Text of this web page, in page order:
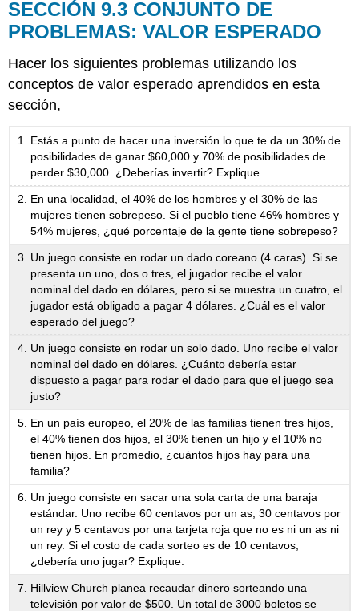
SECCIÓN 9.3 CONJUNTO DE
PROBLEMAS: VALOR ESPERADO
Hacer los siguientes problemas utilizando los
conceptos de valor esperado aprendidos en esta
sección,
Estás a punto de hacer una inversión lo que te da un 30% de
posibilidades de ganar $60,000 y 70% de posibilidades de
perder $30,000. ¿Deberías invertir? Explique.
En una localidad, el 40% de los hombres y el 30% de las
mujeres tienen sobrepeso. Si el pueblo tiene 46% hombres y
54% mujeres, ¿qué porcentaje de la gente tiene sobrepeso?
Un juego consiste en rodar un dado coreano (4 caras). Si se
presenta un uno, dos o tres, el jugador recibe el valor
nominal del dado en dólares, pero si se muestra un cuatro, el
jugador está obligado a pagar 4 dólares. ¿Cuál es el valor
esperado del juego?
Un juego consiste en rodar un solo dado. Uno recibe el valor
nominal del dado en dólares. ¿Cuánto debería estar
dispuesto a pagar para rodar el dado para que el juego sea
justo?
En un país europeo, el 20% de las familias tienen tres hijos,
el 40% tienen dos hijos, el 30% tienen un hijo y el 10% no
tienen hijos. En promedio, ¿cuántos hijos hay para una
familia?
Un juego consiste en sacar una sola carta de una baraja
estándar. Uno recibe 60 centavos por un as, 30 centavos por
un rey y 5 centavos por una tarjeta roja que no es ni un as ni
un rey. Si el costo de cada sorteo es de 10 centavos,
¿debería uno jugar? Explique.
Hillview Church planea recaudar dinero sorteando una
televisión por valor de $500. Un total de 3000 boletos se